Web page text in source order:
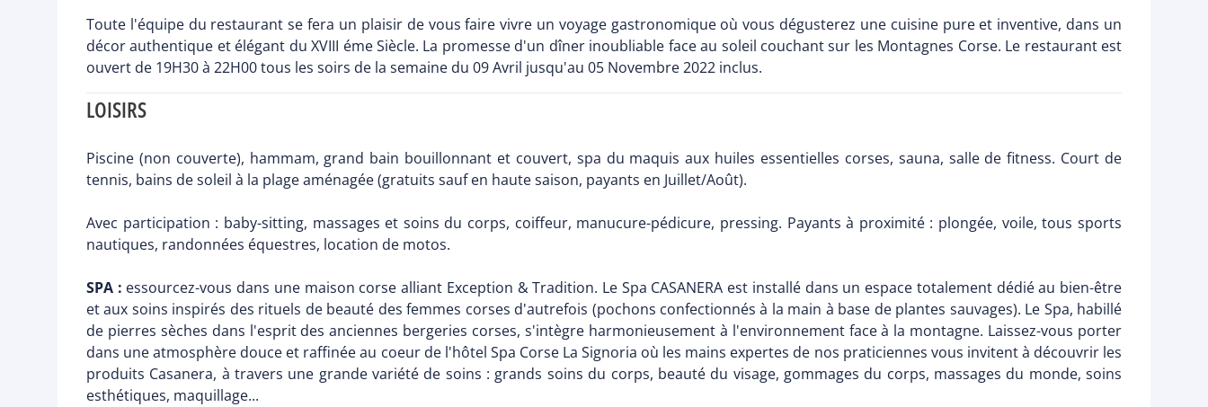
Toute l'équipe du restaurant se fera un plaisir de vous faire vivre un voyage gastronomique où vous dégusterez une cuisine pure et inventive, dans un
décor authentique et élégant du XVIII éme Siècle. La promesse d'un dîner inoubliable face au soleil couchant sur les Montagnes Corse. Le restaurant est
ouvert de 19H30 à 22H00 tous les soirs de la semaine du 09 Avril jusqu'au 05 Novembre 2022 inclus.
LOISIRS
Piscine (non couverte), hammam, grand bain bouillonnant et couvert, spa du maquis aux huiles essentielles corses, sauna, salle de fitness. Court de
tennis, bains de soleil à la plage aménagée (gratuits sauf en haute saison, payants en Juillet/Août).
Avec participation : baby-sitting, massages et soins du corps, coiffeur, manucure-pédicure, pressing. Payants à proximité : plongée, voile, tous sports
nautiques, randonnées équestres, location de motos.
SPA : essourcez-vous dans une maison corse alliant Exception & Tradition. Le Spa CASANERA est installé dans un espace totalement dédié au bien-être
et aux soins inspirés des rituels de beauté des femmes corses d'autrefois (pochons confectionnés à la main à base de plantes sauvages). Le Spa, habillé
de pierres sèches dans l'esprit des anciennes bergeries corses, s'intègre harmonieusement à l'environnement face à la montagne. Laissez-vous porter
dans une atmosphère douce et raffinée au coeur de l'hôtel Spa Corse La Signoria où les mains expertes de nos praticiennes vous invitent à découvrir les
produits Casanera, à travers une grande variété de soins : grands soins du corps, beauté du visage, gommages du corps, massages du monde, soins
esthétiques, maquillage...